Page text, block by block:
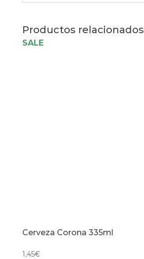
Productos relacionados
SALE
Cerveza Corona 335ml
1,45€